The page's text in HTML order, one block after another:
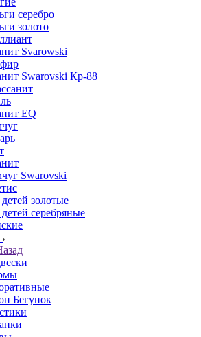
серебро
золото
Svarowski
Swarovski Кр-88
EQ
Swarovski
золотые
серебряные
Бегунок